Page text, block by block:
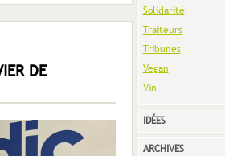
DE
Solidarité
Traiteurs
Tribunes
Vegan
Vin
IDÉES
ARCHIVES